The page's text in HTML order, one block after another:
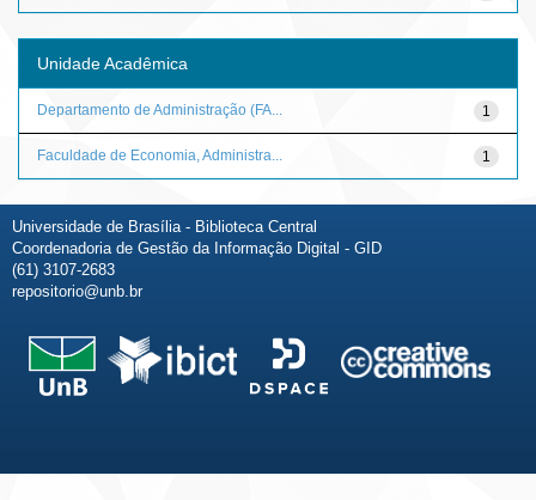
Unidade Acadêmica
1
Departamento de Administração (FA...
1
Faculdade de Economia, Administra...
Universidade de Brasília - Biblioteca Central
Coordenadoria de Gestão da Informação Digital - GID
(61) 3107-2683
repositorio@unb.br